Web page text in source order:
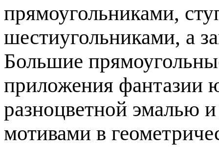
прямоугольниками,
шестиугольниками, а
Большие
приложения фантазии
разноцветной эмалью
мотивами в